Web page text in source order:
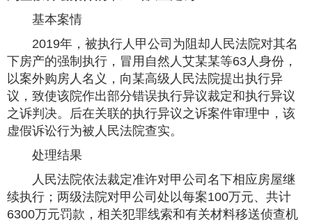
基本案情
2019年，被执行人甲公司为阻却人民法院对其名
下房产的强制执行，冒用自然人艾某某等63人身份，
以案外购房人名义，向某高级人民法院提出执行异
议，致使该院作出部分错误执行异议裁定和执行异议
之诉判决。后在关联的执行异议之诉案件审理中，该
虚假诉讼行为被人民法院查实。
处理结果
人民法院依法裁定准许对甲公司名下相应房屋继
续执行；两级法院对甲公司处以每案100万元、共计
6300万元罚款，相关犯罪线索和有关材料移送侦查机